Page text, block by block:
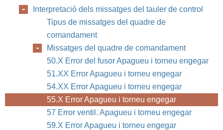
Interpretació dels missatges del tauler de control
Tipus de missatges del quadre de
comandament
Missatges del quadre de comandament
50.X Error del fusor Apagueu i torneu engegar
51.XX Error Apagueu i torneu engegar
54.XX Error Apagueu i torneu engegar
55.X Error Apagueu i torneu engegar
57 Error ventil. Apagueu i torneu engegar
59.X Error Apagueu i torneu engegar